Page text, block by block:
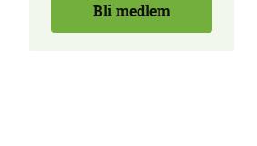
Bli medlem